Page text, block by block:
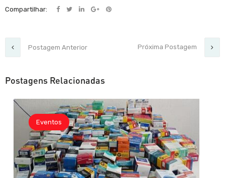
Compartilhar:
Postagem Anterior Próxima Postagem
Postagens Relacionadas
Eventos